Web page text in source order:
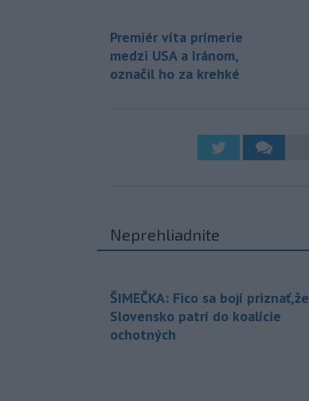
Premiér víta prímerie
medzi USA a Iránom,
označil ho za krehké
Neprehliadnite
ŠIMEČKA: Fico sa bojí priznať,že
Slovensko patrí do koalície
ochotných